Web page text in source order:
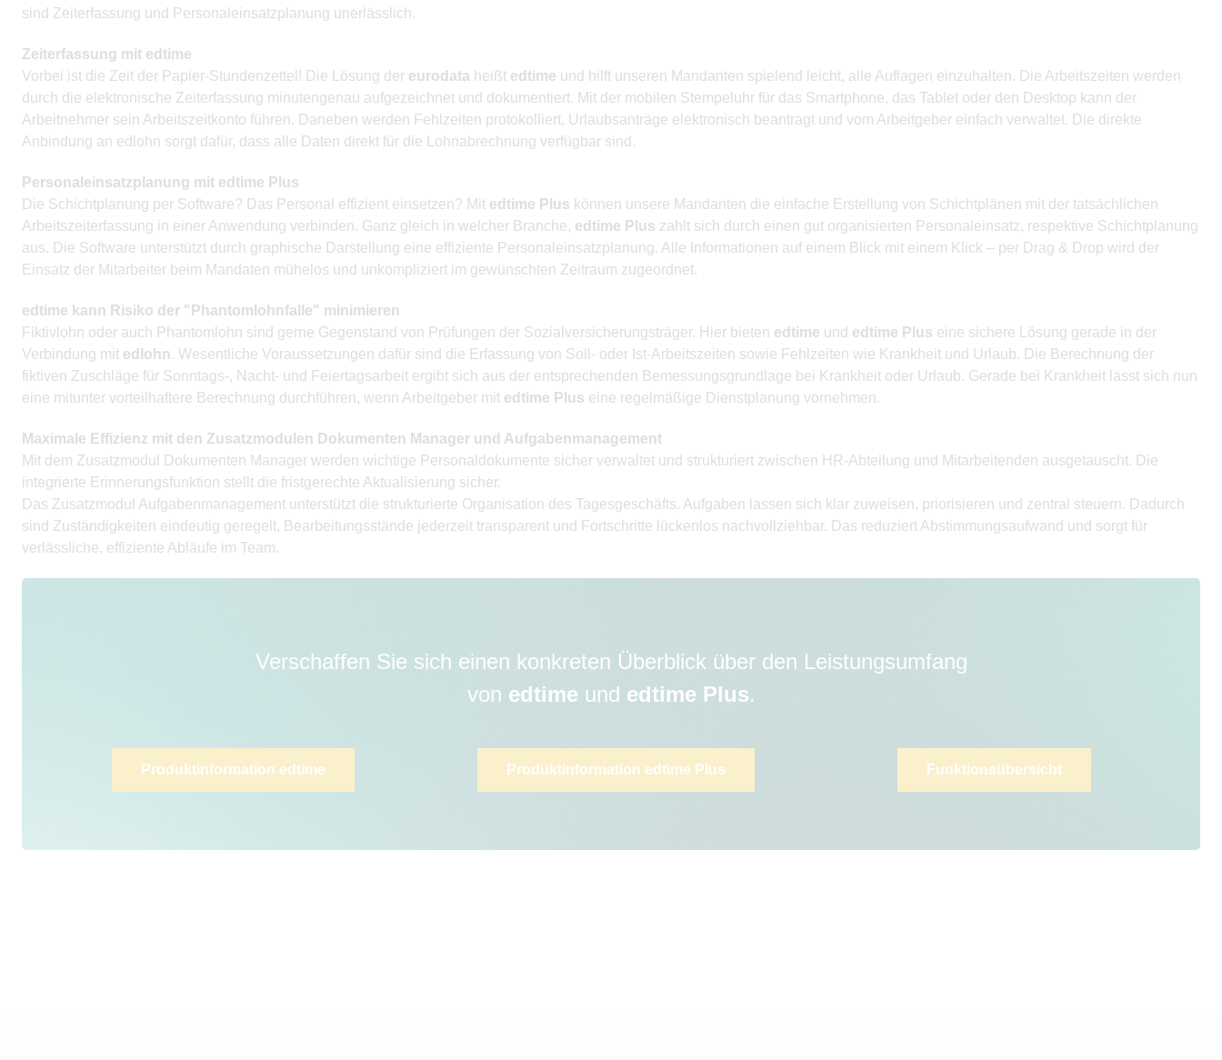
sind Zeiterfassung und Personaleinsatzplanung unerlässlich.
Zeiterfassung mit edtime
Vorbei ist die Zeit der Papier-Stundenzettel! Die Lösung der eurodata heißt edtime und hilft unseren Mandanten spielend leicht, alle Auflagen einzuhalten. Die Arbeitszeiten werden
durch die elektronische Zeiterfassung minutengenau aufgezeichnet und dokumentiert. Mit der mobilen Stempeluhr für das Smartphone, das Tablet oder den Desktop kann der
Arbeitnehmer sein Arbeitszeitkonto führen. Daneben werden Fehlzeiten protokolliert, Urlaubsanträge elektronisch beantragt und vom Arbeitgeber einfach verwaltet. Die direkte
Anbindung an edlohn sorgt dafür, dass alle Daten direkt für die Lohnabrechnung verfügbar sind.
Personaleinsatzplanung mit edtime Plus
Die Schichtplanung per Software? Das Personal effizient einsetzen? Mit edtime Plus können unsere Mandanten die einfache Erstellung von Schichtplänen mit der tatsächlichen
Arbeitszeiterfassung in einer Anwendung verbinden. Ganz gleich in welcher Branche, edtime Plus zahlt sich durch einen gut organisierten Personaleinsatz, respektive Schichtplanung
aus. Die Software unterstützt durch graphische Darstellung eine effiziente Personaleinsatzplanung. Alle Informationen auf einem Blick mit einem Klick – per Drag & Drop wird der
Einsatz der Mitarbeiter beim Mandaten mühelos und unkompliziert im gewünschten Zeitraum zugeordnet.
edtime kann Risiko der "Phantomlohnfalle" minimieren
Fiktivlohn oder auch Phantomlohn sind gerne Gegenstand von Prüfungen der Sozialversicherungsträger. Hier bieten edtime und edtime Plus eine sichere Lösung gerade in der
Verbindung mit edlohn. Wesentliche Voraussetzungen dafür sind die Erfassung von Soll- oder Ist-Arbeitszeiten sowie Fehlzeiten wie Krankheit und Urlaub. Die Berechnung der
fiktiven Zuschläge für Sonntags-, Nacht- und Feiertagsarbeit ergibt sich aus der entsprechenden Bemessungsgrundlage bei Krankheit oder Urlaub. Gerade bei Krankheit lässt sich nun
eine mitunter vorteilhaftere Berechnung durchführen, wenn Arbeitgeber mit edtime Plus eine regelmäßige Dienstplanung vornehmen.
Maximale Effizienz mit den Zusatzmodulen Dokumenten Manager und Aufgabenmanagement
Mit dem Zusatzmodul Dokumenten Manager werden wichtige Personaldokumente sicher verwaltet und strukturiert zwischen HR-Abteilung und Mitarbeitenden ausgetauscht. Die
integrierte Erinnerungsfunktion stellt die fristgerechte Aktualisierung sicher.
Das Zusatzmodul Aufgabenmanagement unterstützt die strukturierte Organisation des Tagesgeschäfts. Aufgaben lassen sich klar zuweisen, priorisieren und zentral steuern. Dadurch
sind Zuständigkeiten eindeutig geregelt, Bearbeitungsstände jederzeit transparent und Fortschritte lückenlos nachvollziehbar. Das reduziert Abstimmungsaufwand und sorgt für
verlässliche, effiziente Abläufe im Team.
Verschaffen Sie sich einen konkreten Überblick über den Leistungsumfang
von edtimeund edtime Plus.
Produktinformation edtime Produktinformation edtime Plus Funktionsübersicht